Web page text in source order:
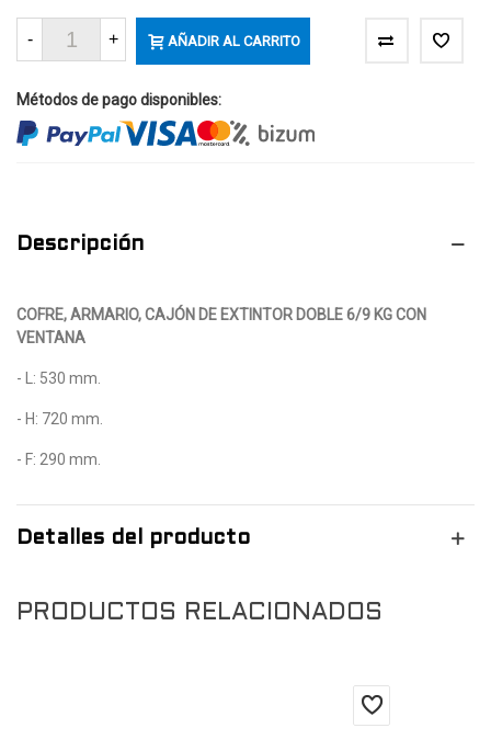
- + AÑADIR AL CARRITO
Métodos de pago disponibles:
Descripción
COFRE, ARMARIO, CAJÓN DE EXTINTOR DOBLE 6/9 KG CON
VENTANA
- L: 530 mm.
- H: 720 mm.
- F: 290 mm.
Detalles del producto
PRODUCTOS RELACIONADOS